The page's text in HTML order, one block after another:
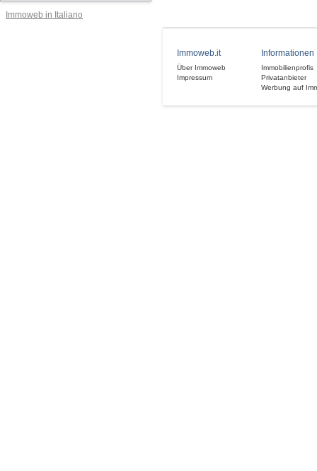
Immoweb in Italiano
Immoweb.it
Über Immoweb
Impressum
Informationen
Immobilienprofis
Privatanbieter
Werbung auf